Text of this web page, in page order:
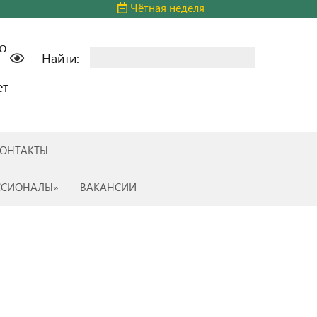
Чётная неделя
Найти:
ВАКАНСИИ